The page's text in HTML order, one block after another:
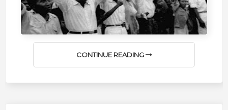
CONTINUE READING